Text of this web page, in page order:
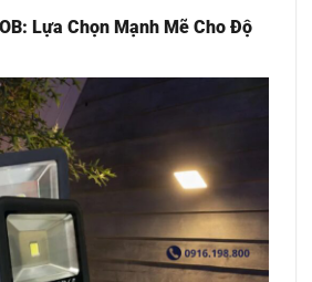
Lựa Chọn Mạnh Mẽ Cho Độ